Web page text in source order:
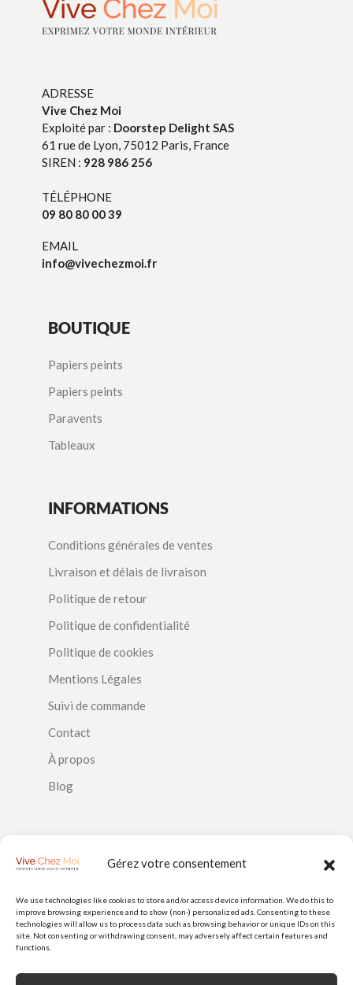
Gérez votre consentement
We use technologies like cookies to store and/or access device information. We do this to
improve browsing experience and to show (non-) personalized ads. Consenting to these
technologies will allow us to process data such as browsing behavior or unique IDs on this
site. Not consenting or withdrawing consent, may adversely affect certain features and
functions.
ADRESSE
Vive Chez Moi
Exploité par : Doorstep Delight SAS
61 rue de Lyon, 75012 Paris, France
SIREN : 928 986 256
TÉLÉPHONE
09 80 80 00 39
EMAIL
info@vivechezmoi.fr
BOUTIQUE
Papiers peints
Papiers peints
Paravents
Tableaux
INFORMATIONS
Conditions générales de ventes
Livraison et délais de livraison
Politique de retour
Politique de confidentialité
Politique de cookies
Mentions Légales
Suivi de commande
Contact
À propos
Blog
PAIEMENTS